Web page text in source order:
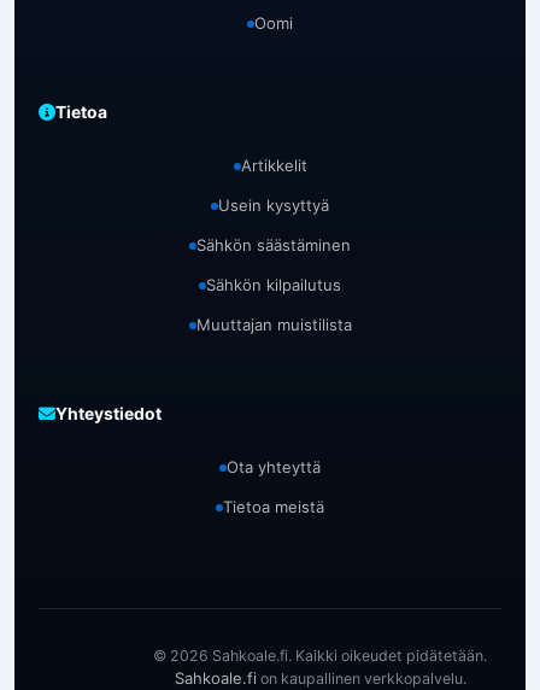
Oomi
Tietoa
Artikkelit
Usein kysyttyä
Sähkön säästäminen
Sähkön kilpailutus
Muuttajan muistilista
Yhteystiedot
Ota yhteyttä
Tietoa meistä
© 2026 Sahkoale.fi. Kaikki oikeudet pidätetään.
Sahkoale.fi on kaupallinen verkkopalvelu.